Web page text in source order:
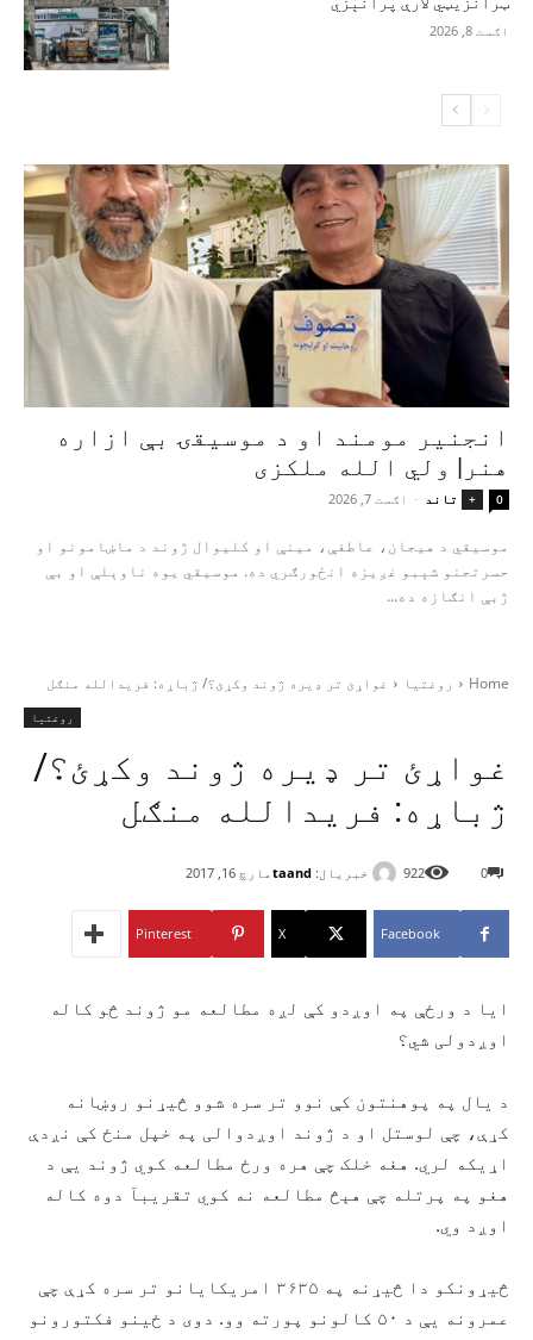
اګست 8, 2026
انجنیر مومند او د موسیقۍ بې‌ ازاره
هنر| ولي الله ملکزی
+ تاند - اګست 7, 2026 0
موسیقي د هیجان، عاطفې، مینې او کلیوال ژوند د ماښامونو او
حسرتجنو شېبو غږیزه انځورګري ده. موسیقي یوه ناوېلې او بې‌
ژبې انګازه ده...